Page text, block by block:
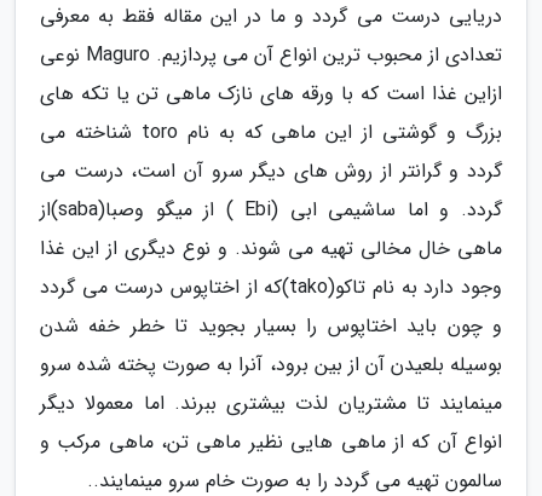
دریایی درست می گردد و ما در این مقاله فقط به معرفی
تعدادی از محبوب ترین انواع آن می پردازیم. Maguro نوعی
ازاین غذا است که با ورقه های نازک ماهی تن یا تکه های
بزرگ و گوشتی از این ماهی که به نام toro شناخته می
گردد و گرانتر از روش های دیگر سرو آن است، درست می
گردد. و اما ساشیمی ابی (Ebi ) از میگو وصبا(saba)از
ماهی خال مخالی تهیه می شوند. و نوع دیگری از این غذا
وجود دارد به نام تاکو(tako)که از اختاپوس درست می گردد
و چون باید اختاپوس را بسیار بجوید تا خطر خفه شدن
بوسیله بلعیدن آن از بین برود، آنرا به صورت پخته شده سرو
مینمایند تا مشتریان لذت بیشتری ببرند. اما معمولا دیگر
انواع آن که از ماهی هایی نظیر ماهی تن، ماهی مرکب و
سالمون تهیه می گردد را به صورت خام سرو مینمایند..